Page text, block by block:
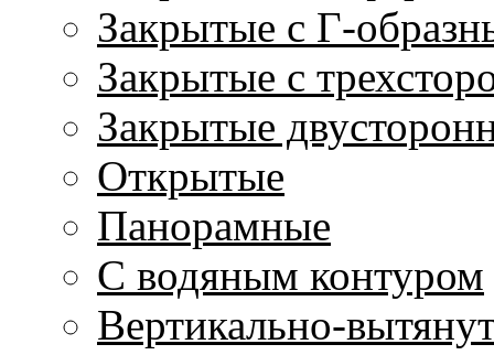
Закрытые с Г-
Закрытые с
Закрытые
Открытые
Панорамные
С водяным контуром
Вертикально-